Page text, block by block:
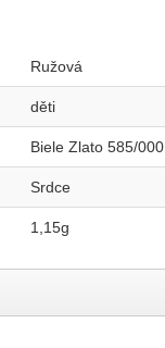
Ružová
děti
Biele Zlato 585/000
Srdce
1,15g